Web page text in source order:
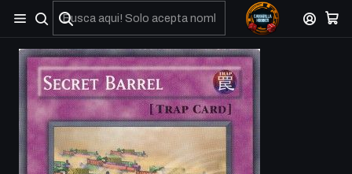
No olviden reportar sus depositos y transferencias por Whatsapp